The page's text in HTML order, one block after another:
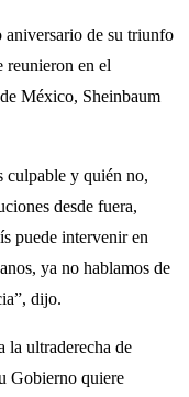
de su triunfo
reunieron en el
México, Sheinbaum
culpable y quién no,
desde fuera,
puede intervenir en
ya no hablamos de
dijo.
la ultraderecha de
Gobierno quiere